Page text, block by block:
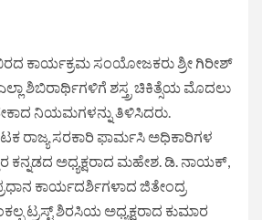
ಕಾರ್ಯಕ್ರಮ ಸಂಯೋಜಕರು ಶ್ರೀ ಗಿರೀಶ್
ಶಿಬಿರಾರ್ಥಿಗಳಿಗೆ ಶಸ್ತ್ರ ಚಿಕಿತ್ಸೆಯ ಮೊದಲು
ನಿಯಮಗಳನ್ನು ತಿಳಿಸಿದರು.
ರಾಜ್ಯ ಸರಕಾರಿ ಫಾರ್ಮಸಿ ಅಧಿಕಾರಿಗಳ
ಕನ್ನಡದ ಅಧ್ಯಕ್ಷರಾದ ಮಹೇಶ. ಡಿ. ನಾಯಕ್,
ಕಾರ್ಯದರ್ಶಿಗಳಾದ ಜಿತೇಂದ್ರ
ಟ್ರಸ್ಟ್ ಶಿರಸಿಯ ಅಧ್ಯಕ್ಷರಾದ ಕುಮಾರ